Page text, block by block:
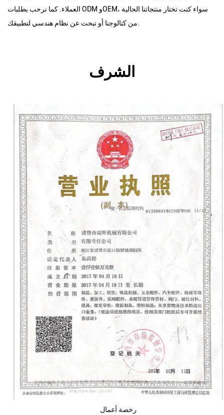
العملاء. كما نرحب بطلبات ODM وOEM، سواء كنت تختار منتجاتنا الحالية
من كتالوجنا أو تبحث عن نظام هندسي لتطبيقك.
الشرف
رخصة أعمال